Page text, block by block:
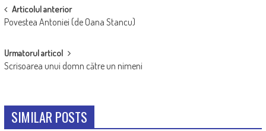
POST
NAVIGATION
Articolul anterior
Povestea Antoniei (de Oana Stancu)
Urmatorul articol
Scrisoarea unui domn către un nimeni
SIMILAR POSTS